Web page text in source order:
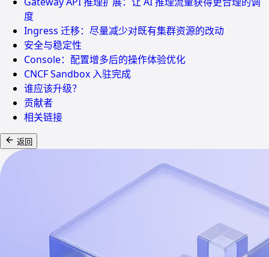
度
Ingress 迁移：尽量减少对既有集群资源的改动
安全与稳定性
Console：配置增多后的操作体验优化
CNCF Sandbox 入驻完成
谁应该升级？
贡献者
相关链接
返回